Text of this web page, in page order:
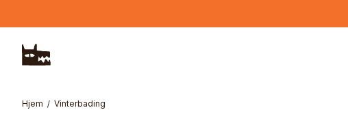
Hjem Vinterbading